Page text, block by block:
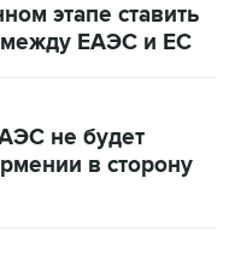
этапе ставить
ЕАЭС и ЕС
не будет
в сторону